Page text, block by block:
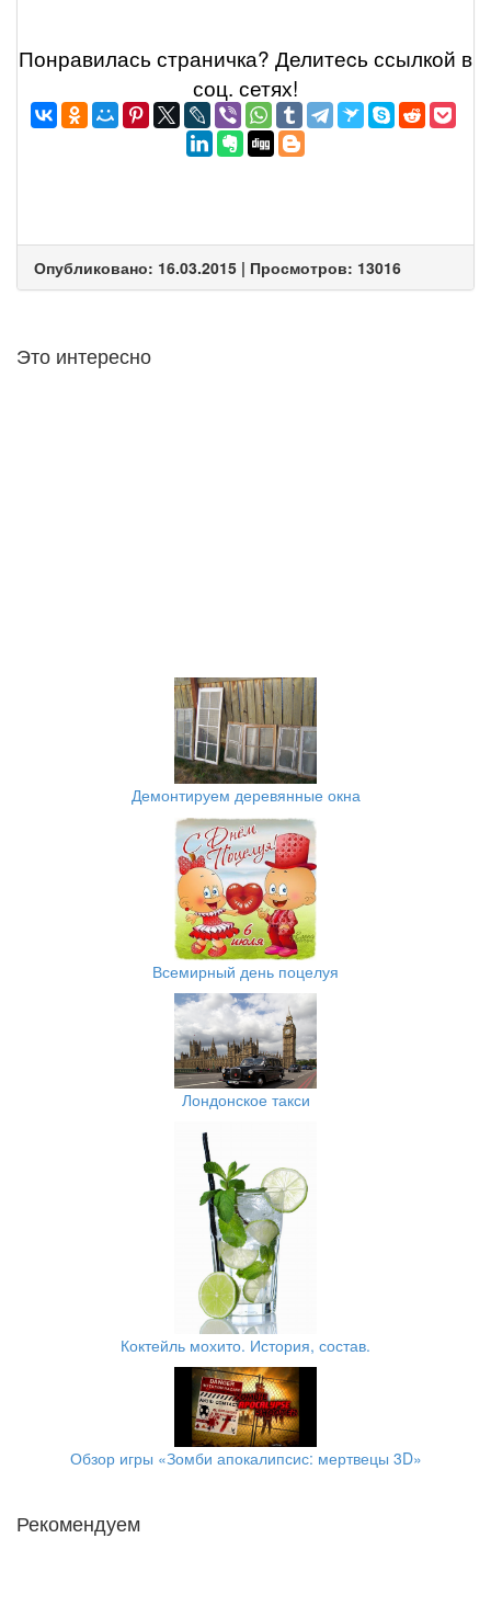
Понравилась страничка? Делитеcь ссылкой в
соц. сетях!
Опубликовано: 16.03.2015 | Просмотров: 13016
Это интересно
Демонтируем деревянные окна
Всемирный день поцелуя
Лондонское такси
Коктейль мохито. История, состав.
Обзор игры «Зомби апокалипсис: мертвецы 3D»
Рекомендуем